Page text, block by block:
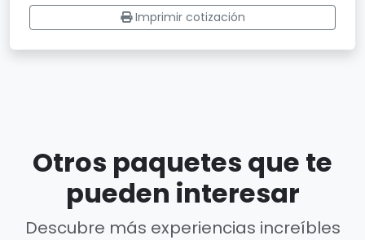
Imprimir cotización
Otros paquetes que te
pueden interesar
Descubre más experiencias increíbles